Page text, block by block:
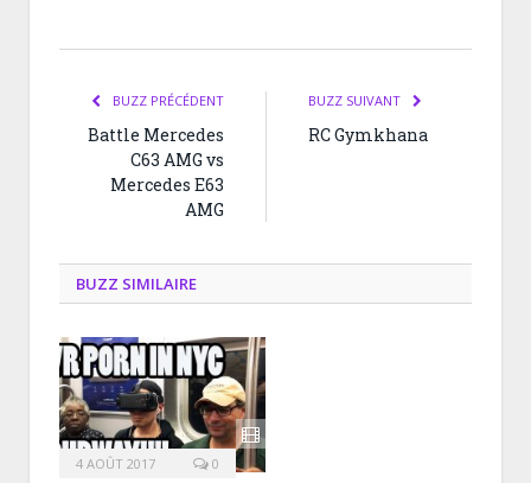
BUZZ PRÉCÉDENT
Battle Mercedes
C63 AMG vs
Mercedes E63
AMG
BUZZ SUIVANT
RC Gymkhana
BUZZ SIMILAIRE
4 AOÛT 2017 0